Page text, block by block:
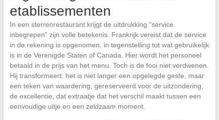
etablissementen
In een sterrenrestaurant krijgt de uitdrukking “service
inbegrepen” zijn volle betekenis. Frankrijk vereist dat de service
in de rekening is opgenomen, in tegenstelling tot wat gebruikelijk
is in de Verenigde Staten of Canada. Hier wordt het personeel
betaald in de prijs van het menu. Toch is de fooi niet verdwenen.
Hij transformeert: het is niet langer een opgelegde geste, maar
een teken van waardering, gereserveerd voor de uitzondering,
de excellentie, dat extraatje dat het verschil maakt tussen een
eenvoudige uitje en een zeldzaam moment.